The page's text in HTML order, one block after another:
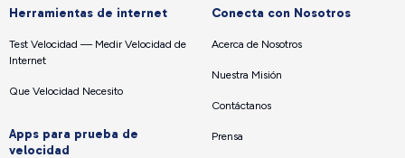
Herramientas de internet
Test Velocidad — Medir Velocidad de
Internet
Que Velocidad Necesito
Apps para prueba de
velocidad
Conecta con Nosotros
Acerca de Nosotros
Nuestra Misión
Contáctanos
Prensa